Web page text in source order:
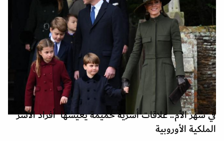
في شهر الأم.. علاقات أسرية حميمة يعيشها أفراد الأسر
الملكية الأوروبية